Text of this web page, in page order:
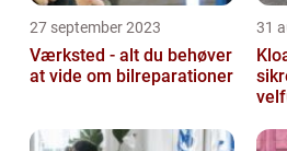
27 september 2023
Værksted - alt du behøver
at vide om bilreparationer
31